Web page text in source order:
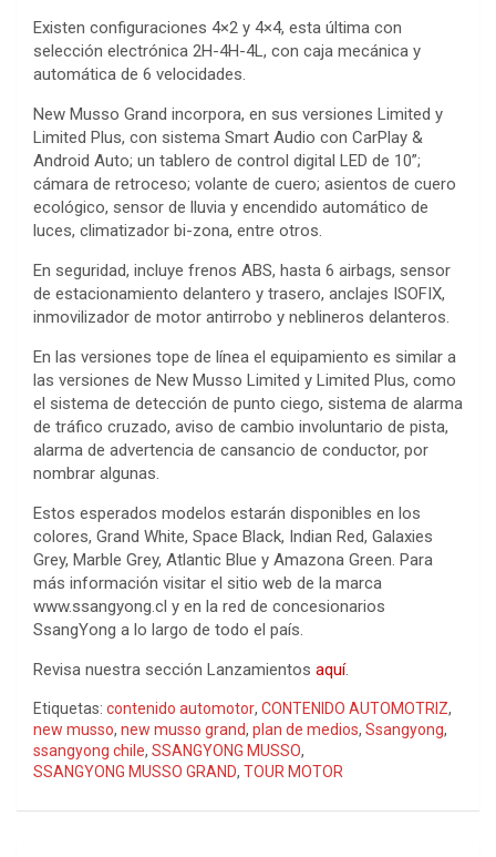
Existen configuraciones 4×2 y 4×4, esta última con
selección electrónica 2H-4H-4L, con caja mecánica y
automática de 6 velocidades.
New Musso Grand incorpora, en sus versiones Limited y
Limited Plus, con sistema Smart Audio con CarPlay &
Android Auto; un tablero de control digital LED de 10”;
cámara de retroceso; volante de cuero; asientos de cuero
ecológico, sensor de lluvia y encendido automático de
luces, climatizador bi-zona, entre otros.
En seguridad, incluye frenos ABS, hasta 6 airbags, sensor
de estacionamiento delantero y trasero, anclajes ISOFIX,
inmovilizador de motor antirrobo y neblineros delanteros.
En las versiones tope de línea el equipamiento es similar a
las versiones de New Musso Limited y Limited Plus, como
el sistema de detección de punto ciego, sistema de alarma
de tráfico cruzado, aviso de cambio involuntario de pista,
alarma de advertencia de cansancio de conductor, por
nombrar algunas.
Estos esperados modelos estarán disponibles en los
colores, Grand White, Space Black, Indian Red, Galaxies
Grey, Marble Grey, Atlantic Blue y Amazona Green. Para
más información visitar el sitio web de la marca
www.ssangyong.cl y en la red de concesionarios
SsangYong a lo largo de todo el país.
Revisa nuestra sección Lanzamientos aquí.
Etiquetas: contenido automotor, CONTENIDO AUTOMOTRIZ,
new musso, new musso grand, plan de medios, Ssangyong,
ssangyong chile, SSANGYONG MUSSO,
SSANGYONG MUSSO GRAND, TOUR MOTOR